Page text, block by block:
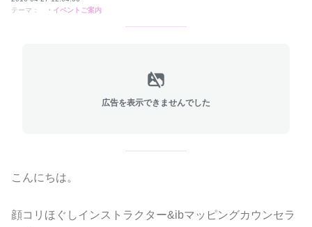
テーマ：
・イベントご案内
広告を表示できませんでした
こんにちは。
顔コリほぐしインストラクター&ibマッピングカウンセラ